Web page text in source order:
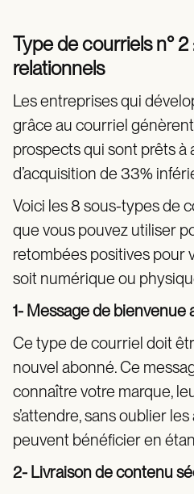
Type de courriels n°
relationnels
Les entreprises qui
grâce au courriel
prospects qui sont prêts
d’acquisition de 33%
Voici les 8 sous-types de
que vous pouvez utiliser
retombées positives pour
soit numérique ou
1- Message de bienvenue
Ce type de courriel doit
nouvel abonné. Ce
connaître votre marque,
s’attendre, sans oublier
peuvent bénéficier en
2- Livraison de contenu